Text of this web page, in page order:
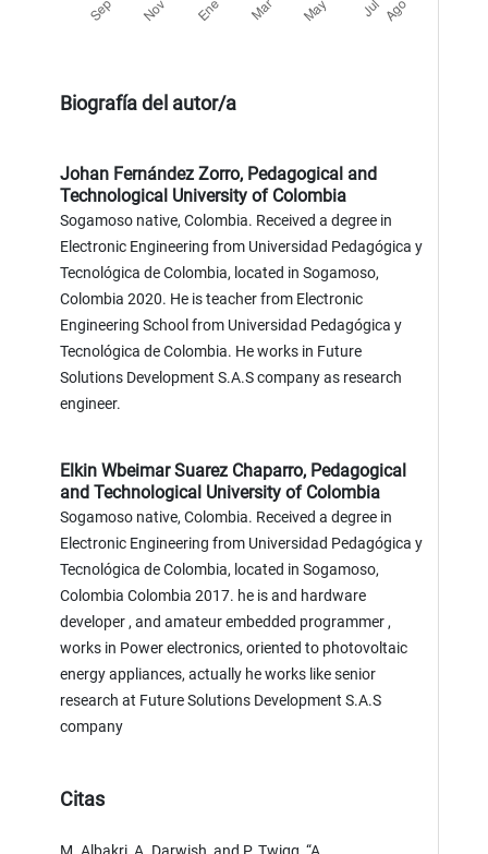
Biografía del autor/a
Johan Fernández Zorro, Pedagogical and
Technological University of Colombia
Sogamoso native, Colombia. Received a degree in
Electronic Engineering from Universidad Pedagógica y
Tecnológica de Colombia, located in Sogamoso,
Colombia 2020. He is teacher from Electronic
Engineering School from Universidad Pedagógica y
Tecnológica de Colombia. He works in Future
Solutions Development S.A.S company as research
engineer.
Elkin Wbeimar Suarez Chaparro, Pedagogical
and Technological University of Colombia
Sogamoso native, Colombia. Received a degree in
Electronic Engineering from Universidad Pedagógica y
Tecnológica de Colombia, located in Sogamoso,
Colombia Colombia 2017. he is and hardware
developer , and amateur embedded programmer ,
works in Power electronics, oriented to photovoltaic
energy appliances, actually he works like senior
research at Future Solutions Development S.A.S
company
Citas
M. Albakri, A. Darwish, and P. Twigg, “A